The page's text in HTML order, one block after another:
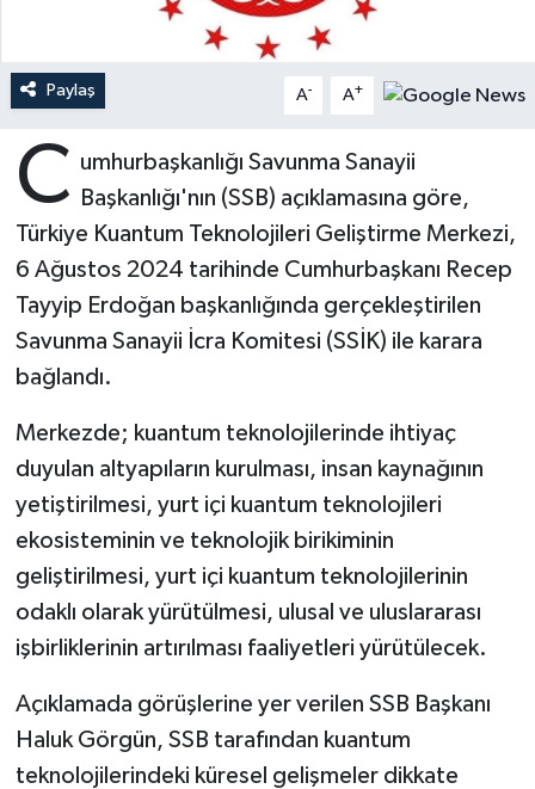
Paylaş A- A+
C umhurbaşkanlığı Savunma Sanayii
Başkanlığı'nın (SSB) açıklamasına göre,
Türkiye Kuantum Teknolojileri Geliştirme Merkezi,
6 Ağustos 2024 tarihinde Cumhurbaşkanı Recep
Tayyip Erdoğan başkanlığında gerçekleştirilen
Savunma Sanayii İcra Komitesi (SSİK) ile karara
bağlandı.
Merkezde; kuantum teknolojilerinde ihtiyaç
duyulan altyapıların kurulması, insan kaynağının
yetiştirilmesi, yurt içi kuantum teknolojileri
ekosisteminin ve teknolojik birikiminin
geliştirilmesi, yurt içi kuantum teknolojilerinin
odaklı olarak yürütülmesi, ulusal ve uluslararası
işbirliklerinin artırılması faaliyetleri yürütülecek.
Açıklamada görüşlerine yer verilen SSB Başkanı
Haluk Görgün, SSB tarafından kuantum
teknolojilerindeki küresel gelişmeler dikkate
Bartın Müftülüğü
Batman Müftülüğü
Bayburt Müftülüğü
Bilecik Müftülüğü
Bingöl Müftülüğü
Bitlis Müftülüğü
Burdur Müftülüğü
Bursa Müftülüğü
Çanakkale Müftülüğü
Çankırı Müftülüğü
Çorum Müftülüğü
Denizli Müftülüğü
Sahabeler
Zekat
Dünya
Eğitim
Kültür-Sanat
Aile
Sağlık
Ekonomi
Duyurular
Podcast
Bilim, Teknoloji
Biyografiler
Diyanet TV